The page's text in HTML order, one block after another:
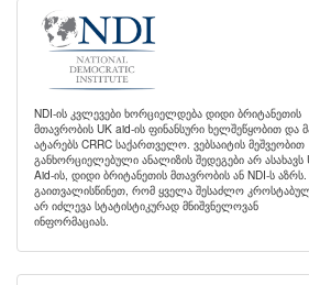
NDI-ის კვლევები ხორციელდება დიდი ბრიტანეთის
მთავრობის UK aid-ის ფინანსური ხელშეწყობით და
ატარებს CRRC საქართველო. ვებსაიტის მეშვეობით
განხორციელებული ანალიზის შედეგები არ ასახავს
Aid-ის, დიდი ბრიტანეთის მთავრობის ან NDI-ს აზრს.
გაითვალისწინეთ, რომ ყველა შესაძლო
არ იძლევა სტატისტიკურად მნიშვნელოვან
ინფორმაციას.